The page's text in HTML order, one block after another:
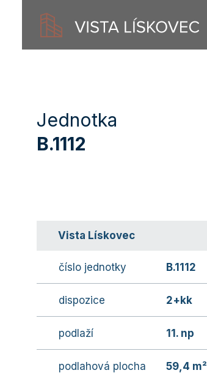
Jednotka
B.1112
Vista Lískovec
číslo jednotky B.1112
dispozice 2+kk
podlaží 11. np
podlahová plocha 59,4 m²